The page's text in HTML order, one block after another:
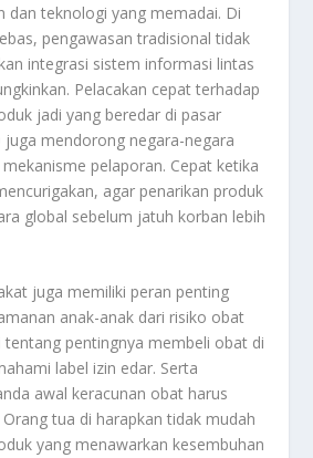
dan teknologi yang memadai. Di
pengawasan tradisional tidak
integrasi sistem informasi lintas
Pelacakan cepat terhadap
jadi yang beredar di pasar
juga mendorong negara-negara
pelaporan. Cepat ketika
agar penarikan produk
global sebelum jatuh korban lebih
juga memiliki peran penting
anak-anak dari risiko obat
tentang pentingnya membeli obat di
label izin edar. Serta
awal keracunan obat harus
tua di harapkan tidak mudah
yang menawarkan kesembuhan